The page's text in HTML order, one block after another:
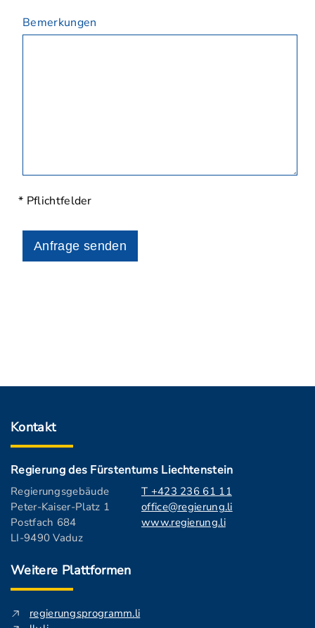
Bemerkungen
* Pflichtfelder
Anfrage senden
Kontakt
Regierung des Fürstentums Liechtenstein
Regierungsgebäude
Peter-Kaiser-Platz 1
Postfach 684
LI-9490 Vaduz
T +423 236 61 11
office@regierung.li
www.regierung.li
Weitere Plattformen
regierungsprogramm.li